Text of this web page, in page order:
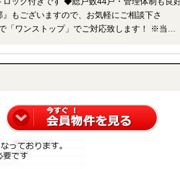
ンストップ」でご対応致します！ ※当社